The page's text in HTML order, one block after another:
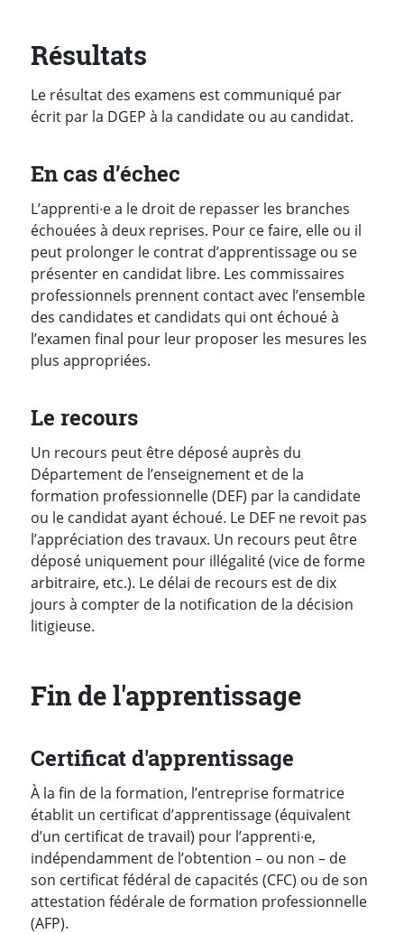
Résultats
Le résultat des examens est communiqué par
écrit par la DGEP à la candidate ou au candidat.
En cas d’échec
L’apprenti∙e a le droit de repasser les branches
échouées à deux reprises. Pour ce faire, elle ou il
peut prolonger le contrat d’apprentissage ou se
présenter en candidat libre. Les commissaires
professionnels prennent contact avec l’ensemble
des candidates et candidats qui ont échoué à
l’examen final pour leur proposer les mesures les
plus appropriées.
Le recours
Un recours peut être déposé auprès du
Département de l’enseignement et de la
formation professionnelle (DEF) par la candidate
ou le candidat ayant échoué. Le DEF ne revoit pas
l’appréciation des travaux. Un recours peut être
déposé uniquement pour illégalité (vice de forme
arbitraire, etc.). Le délai de recours est de dix
jours à compter de la notification de la décision
litigieuse.
Fin de l'apprentissage
Certificat d'apprentissage
À la fin de la formation, l’entreprise formatrice
établit un certificat d’apprentissage (équivalent
d’un certificat de travail) pour l’apprenti∙e,
indépendamment de l’obtention – ou non – de
son certificat fédéral de capacités (CFC) ou de son
attestation fédérale de formation professionnelle
(AFP).